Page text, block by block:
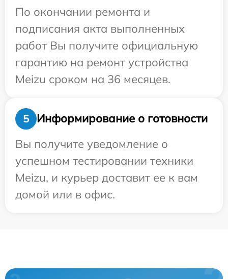
По окончании ремонта и
подписания акта выполненных
работ Вы получите официальную
гарантию на ремонт устройства
Meizu сроком на 36 месяцев.
5
Информирование о готовности
Вы получите уведомление о
успешном тестировании техники
Meizu, и курьер доставит ее к вам
домой или в офис.